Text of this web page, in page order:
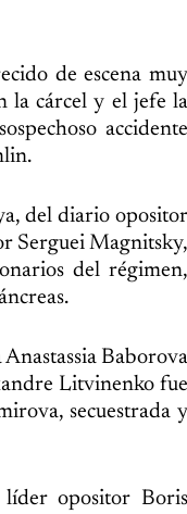
de escena muy
la cárcel y el jefe la
accidente
del diario opositor
Serguei Magnitsky,
del régimen,
Baborova
Litvinenko fue
secuestrada y
opositor Boris